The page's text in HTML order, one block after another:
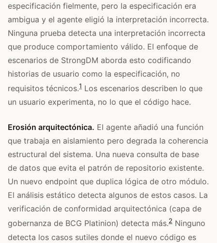
especificación fielmente, pero la especificación era
ambigua y el agente eligió la interpretación incorrecta.
Ninguna prueba detecta una interpretación incorrecta
que produce comportamiento válido. El enfoque de
escenarios de StrongDM aborda esto codificando
historias de usuario como la especificación, no
requisitos técnicos.1 Los escenarios describen lo que
un usuario experimenta, no lo que el código hace.
Erosión arquitectónica. El agente añadió una función
que trabaja en aislamiento pero degrada la coherencia
estructural del sistema. Una nueva consulta de base
de datos que evita el patrón de repositorio existente.
Un nuevo endpoint que duplica lógica de otro módulo.
El análisis estático detecta algunos de estos casos. La
verificación de conformidad arquitectónica (capa de
gobernanza de BCG Platinion) detecta más.2 Ninguno
detecta los casos sutiles donde el nuevo código es